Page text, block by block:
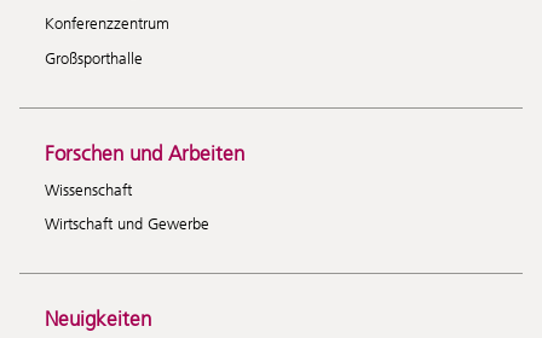
Konferenzzentrum
Großsporthalle
Forschen und Arbeiten
Wissenschaft
Wirtschaft und Gewerbe
Neuigkeiten